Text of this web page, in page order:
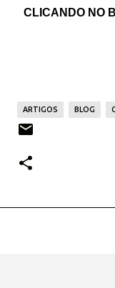
CLICANDO NO
ARTIGOS BLOG